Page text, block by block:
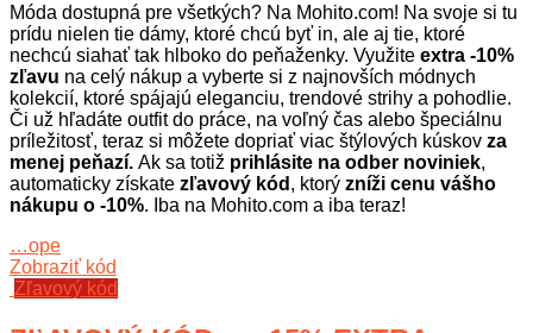
Móda dostupná pre všetkých? Na Mohito.com! Na svoje si tu
prídu nielen tie dámy, ktoré chcú byť in, ale aj tie, ktoré
nechcú siahať tak hlboko do peňaženky. Využite extra -10%
zľavu na celý nákup a vyberte si z najnovších módnych
kolekcií, ktoré spájajú eleganciu, trendové strihy a pohodlie.
Či už hľadáte outfit do práce, na voľný čas alebo špeciálnu
príležitosť, teraz si môžete dopriať viac štýlových kúskov za
menej peňazí. Ak sa totiž prihlásite na odber noviniek,
automaticky získate zľavový kód , ktorý zníži cenu vášho
nákupu o -10%. Iba na Mohito.com a iba teraz!
…ope
Zobraziť kód
Zľavový kód